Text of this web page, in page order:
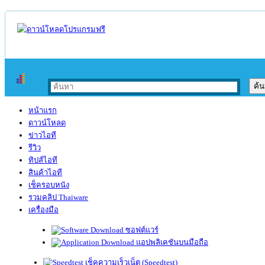
หน้าแรก
ดาวน์โหลด
ข่าวไอที
รีวิว
ทิปส์ไอที
สินค้าไอที
เช็ครอบหนัง
รวมคลิป Thaiware
เครื่องมือ
ซอฟต์แวร์
แอปพลิเคชันบนมือถือ
เช็คความเร็วเน็ต (Speedtest)